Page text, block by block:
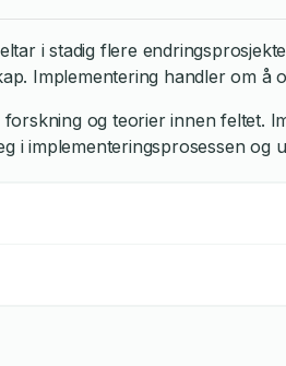
i stadig flere
Implementering handler om
og teorier innen feltet.
i implementeringsprosessen og